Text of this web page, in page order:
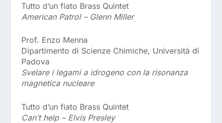
Tutto d’un fiato Brass Quintet
American Patrol – Glenn Miller
Prof. Enzo Menna
Dipartimento di Scienze Chimiche, Università di
Padova
Svelare i legami a idrogeno con la risonanza
magnetica nucleare
Tutto d’un fiato Brass Quintet
Can’t help – Elvis Presley